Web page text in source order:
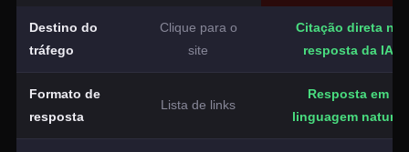
Destino do
tráfego
Clique para o
site
Citação direta na
resposta da IA
Formato de
resposta
Lista de links
Resposta em
linguagem natural